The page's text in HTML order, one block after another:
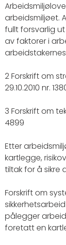
arbeidsmiljøet.
fullt forsvarlig
av faktorer i
2 Forskrift om
29.10.2010 nr.
3 Forskrift om
4899
Etter
kartlegge,
tiltak for å sikre
Forskrift om
pålegger
foretatt en